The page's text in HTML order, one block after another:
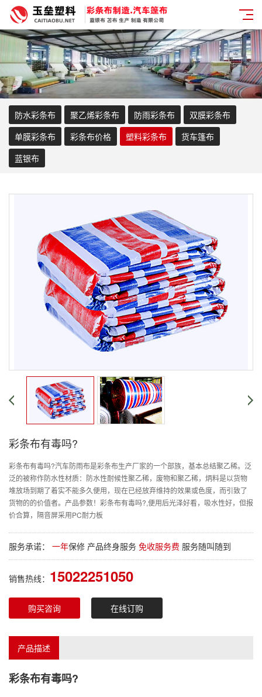
防水彩条布 聚乙烯彩条布 防雨彩条布
双膜彩条布
单膜彩条布
彩条布价格 塑料彩条布
货车篷布
蓝银布
彩条布有毒吗?
彩条布有毒吗?汽车防雨布是彩条布生产厂家的一个部族，基本总结聚乙稀。泛
泛的被称作防水性材质：防水性耐候性聚乙稀，废物和聚乙稀，炳料是以货物
堆放场到期了着实不能多久便用，现在已经放弃维持的效果或色度，而引致了
货物的的价值者。产品参数！彩条布有毒吗?,便用后光泽好看，吸水性好，但报
价合算，隔音屏采用PC耐力板
服务承诺： 一年保修 产品终身服务 免收服务费 服务随叫随到
销售热线： 15022251050
购买咨询 在线订购
产品描述
彩条布有毒吗?